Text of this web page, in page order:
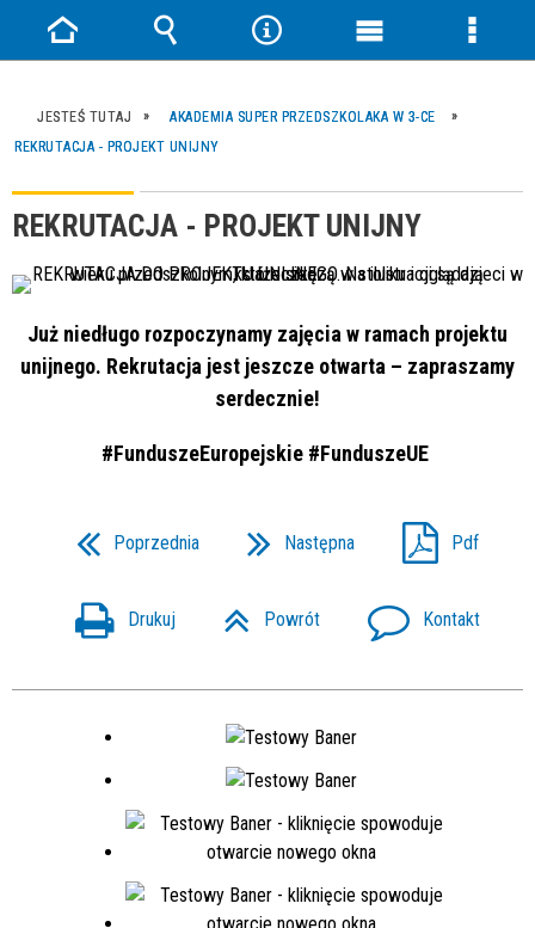
JESTEŚ TUTAJ
AKADEMIA SUPER PRZEDSZKOLAKA W 3-CE
REKRUTACJA - PROJEKT UNIJNY
REKRUTACJA - PROJEKT UNIJNY
Już niedługo rozpoczynamy zajęcia w ramach projektu
unijnego. Rekrutacja jest jeszcze otwarta – zapraszamy
serdecznie!
#FunduszeEuropejskie #FunduszeUE
Poprzednia Następna Pdf
Drukuj Powrót Kontakt
Strona
główna
Wyszukiwarka
NarzędziaMenu
Menu